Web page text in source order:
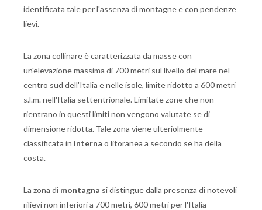
identificata tale per l'assenza di montagne e con pendenze
lievi.
La zona collinare è caratterizzata da masse con
un'elevazione massima di 700 metri sul livello del mare nel
centro sud dell'Italia e nelle isole, limite ridotto a 600 metri
s.l.m. nell'Italia settentrionale. Limitate zone che non
rientrano in questi limiti non vengono valutate se di
dimensione ridotta. Tale zona viene ulteriolmente
classificata in interna o litoranea a secondo se ha della
costa.
La zona di montagna si distingue dalla presenza di notevoli
rilievi non inferiori a 700 metri, 600 metri per l'Italia